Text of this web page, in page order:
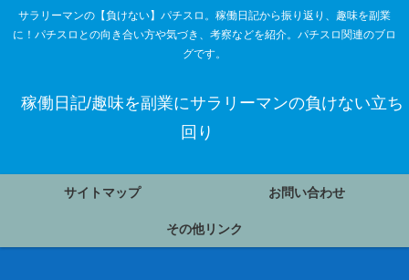
サラリーマンの【負けない】パチスロ。稼働日記から振り返り、趣味を副業
に！パチスロとの向き合い方や気づき、考察などを紹介。パチスロ関連のブロ
グです。
稼働日記/趣味を副業にサラリーマンの負けない立ち
回り
サイトマップ お問い合わせ
その他リンク